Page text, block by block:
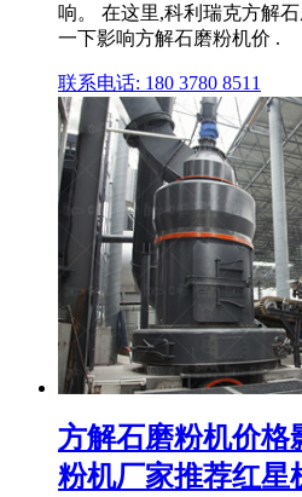
响。 在这里,科利瑞克方解
一下影响方解石磨粉机价 .
联系电话: 180 3780 8511
方解石磨粉机价格
粉机厂家推荐红星